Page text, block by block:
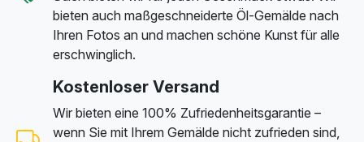
bieten auch maßgeschneiderte Öl-Gemälde nach
Ihren Fotos an und machen schöne Kunst für alle
erschwinglich.
Kostenloser Versand
Wir bieten eine 100% Zufriedenheitsgarantie –
wenn Sie mit Ihrem Gemälde nicht zufrieden sind,